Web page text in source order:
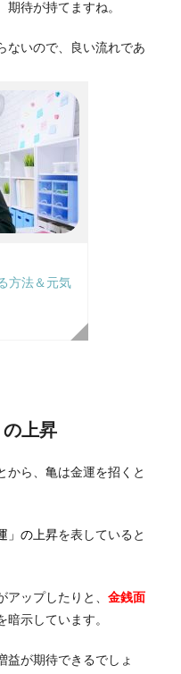
期待が持てますね。
ないので、良い流れであ
方法＆元気
上昇
から、亀は金運を招くと
」の上昇を表していると
ップしたりと、 金銭面
暗示しています。
益が期待できるでしょ